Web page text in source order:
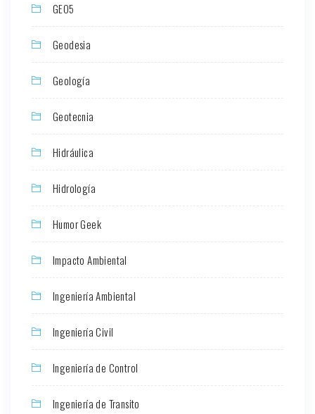
GEO5
Geodesia
Geología
Geotecnia
Hidráulica
Hidrología
Humor Geek
Impacto Ambiental
Ingeniería Ambiental
Ingeniería Civil
Ingeniería de Control
Ingeniería de Transito